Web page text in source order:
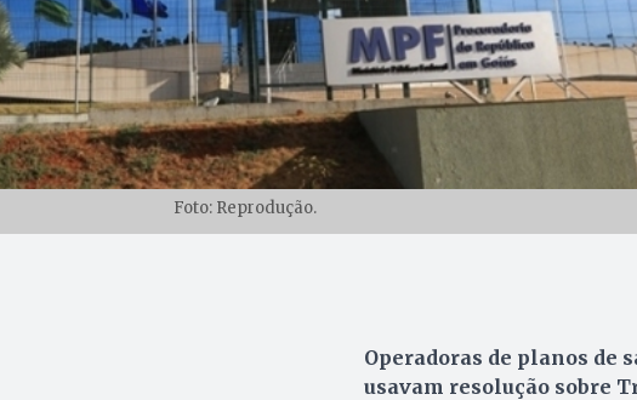
Foto: Reprodução.
Operadoras de planos de
usavam resolução sobre